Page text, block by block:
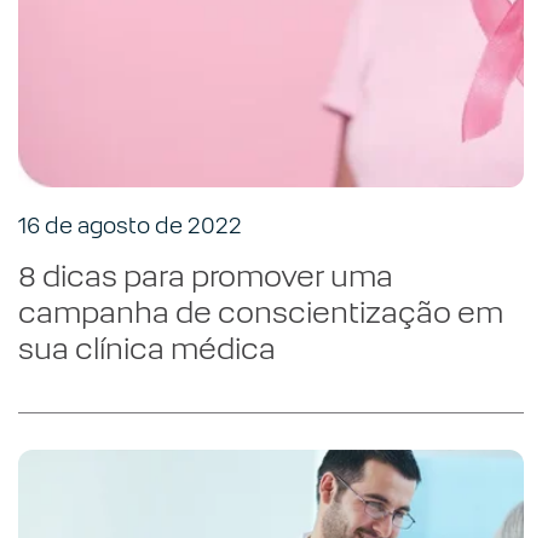
16 de agosto de 2022
8 dicas para promover uma
campanha de conscientização em
sua clínica médica